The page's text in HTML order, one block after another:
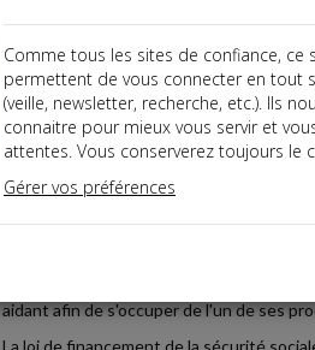
Dépêches
Date: 2024-07-23
DROIT RECHARGEABLE À
La caisse d'allocations familiales
aidant afin de s'occuper de l'un de ses
La loi de financement de la sécurité
Comme tous les sites de confiance, ce
permettent de vous connecter en tout
(veille, newsletter, recherche, etc.). Ils
connaitre pour mieux vous servir et
attentes. Vous conserverez toujours
Gérer vos préférences